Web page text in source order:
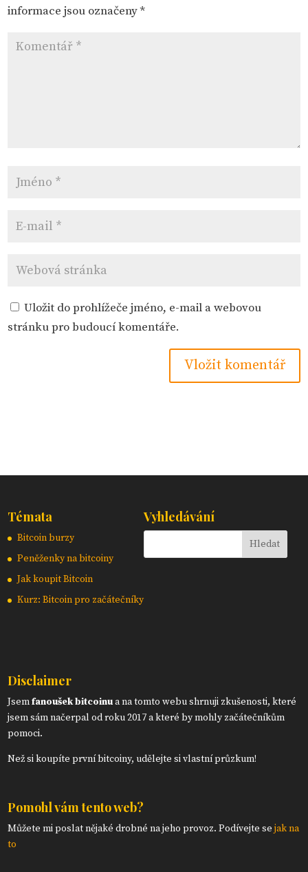
informace jsou označeny*
Uložit do prohlížeče jméno, e-mail a webovou
stránku pro budoucí komentáře.
Témata
Bitcoin burzy
Peněženky na bitcoiny
Jak koupit Bitcoin
Kurz: Bitcoin pro začátečníky
Vyhledávání
Disclaimer
Jsemfanoušek bitcoinua na tomto webu shrnuji zkušenosti, které
jsem sám načerpal od roku 2017 a které by mohly začátečníkům
pomoci.
Než si koupíte první bitcoiny, udělejte si vlastní průzkum!
Pomohl vám tento web?
Můžete mi poslat nějaké drobné na jeho provoz. Podívejte sejak na
to